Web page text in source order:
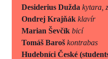
Desiderius Dužda kytara,
Ondrej Krajňák klavír
Marian Ševčík bicí
Tomáš Baroš kontrabas
Hudebníci České